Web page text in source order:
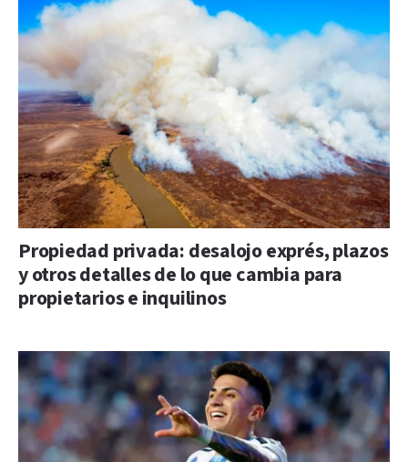
Propiedad privada: desalojo exprés, plazos
y otros detalles de lo que cambia para
propietarios e inquilinos